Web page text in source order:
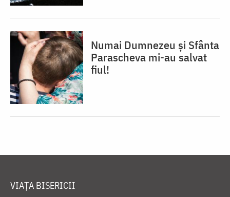
Numai Dumnezeu și Sfânta
Parascheva mi-au salvat
fiul!
VIAȚA BISERICII